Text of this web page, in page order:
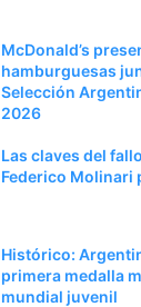
McDonald’s
hamburguesas
Selección
2026
Las claves del
Federico Molinari
Histórico:
primera medalla
mundial juvenil